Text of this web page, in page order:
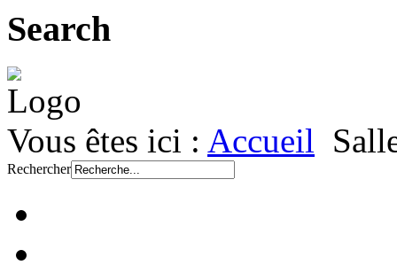
Search
Vous êtes ici : Accueil
Rechercher